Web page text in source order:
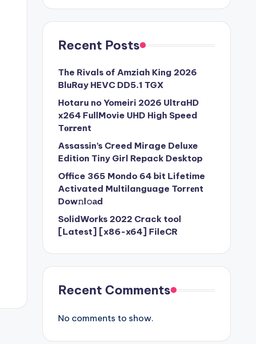
Recent Posts
The Rivals of Amziah King 2026
BluRay HEVC DD5.1 TGX
Hotaru no Yomeiri 2026 UltraHD
x264 FullMovie UHD High Speed
T𝐨𝐫𝐫ent
Assassin’s Creed Mirage Deluxe
Edition Tiny Girl Repack Desktop
Office 365 Mondo 64 bit Lifetime
Activated Multilanguage Torr𝐞nt
Dow𝚗l𝚘аd
SolidWorks 2022 Crack tool
[Latest] [x86-x64] FileCR
Recent Comments
No comments to show.